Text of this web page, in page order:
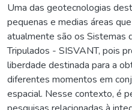
Uma das geotecnologias
pequenas e medias áreas
atualmente são os Sistemas
Tripulados - SISVANT, pois
liberdade destinada para a
diferentes momentos em
espacial. Nesse contexto, é